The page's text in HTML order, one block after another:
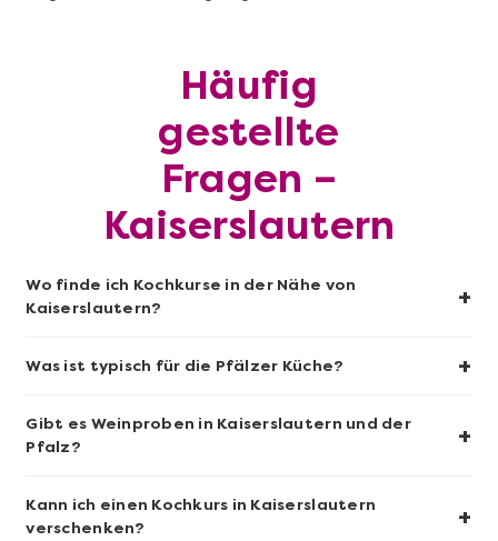
Wein- & Käse-Genuss@Home für 2
Häufig
gestellte
Fragen –
Kaiserslautern
Wo finde ich Kochkurse in der Nähe von
Kaiserslautern?
+
Was ist typisch für die Pfälzer Küche? +
Gibt es Weinproben in Kaiserslautern und der
Pfalz?
+
Kann ich einen Kochkurs in Kaiserslautern
verschenken?
+